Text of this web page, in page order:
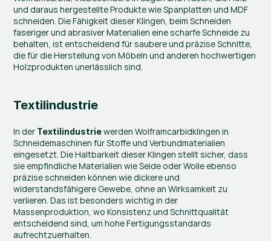
und daraus hergestellte Produkte wie Spanplatten und MDF
schneiden. Die Fähigkeit dieser Klingen, beim Schneiden
faseriger und abrasiver Materialien eine scharfe Schneide zu
behalten, ist entscheidend für saubere und präzise Schnitte,
die für die Herstellung von Möbeln und anderen hochwertigen
Holzprodukten unerlässlich sind.
Textilindustrie
In der Textilindustrie werden Wolframcarbidklingen in
Schneidemaschinen für Stoffe und Verbundmaterialien
eingesetzt. Die Haltbarkeit dieser Klingen stellt sicher, dass
sie empfindliche Materialien wie Seide oder Wolle ebenso
präzise schneiden können wie dickere und
widerstandsfähigere Gewebe, ohne an Wirksamkeit zu
verlieren. Das ist besonders wichtig in der
Massenproduktion, wo Konsistenz und Schnittqualität
entscheidend sind, um hohe Fertigungsstandards
aufrechtzuerhalten.